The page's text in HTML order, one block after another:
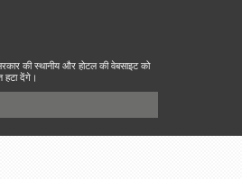
की स्थानीय और होटल की वेबसाइट को
हटा देंगे।